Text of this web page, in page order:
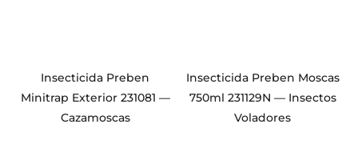
Insecticida Preben
Minitrap Exterior 231081 —
Cazamoscas
Insecticida Preben Moscas
750ml 231129N — Insectos
Voladores